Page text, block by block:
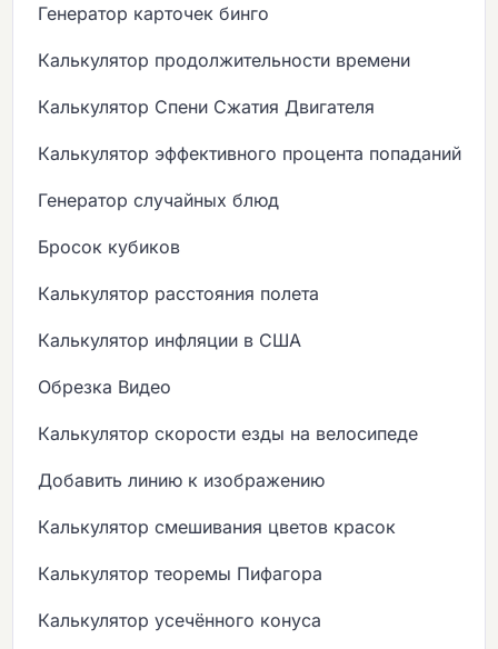
Генератор карточек бинго
Калькулятор продолжительности времени
Калькулятор Спени Сжатия Двигателя
Калькулятор эффективного процента попаданий
Генератор случайных блюд
Бросок кубиков
Калькулятор расстояния полета
Калькулятор инфляции в США
Обрезка Видео
Калькулятор скорости езды на велосипеде
Добавить линию к изображению
Калькулятор смешивания цветов красок
Калькулятор теоремы Пифагора
Калькулятор усечённого конуса